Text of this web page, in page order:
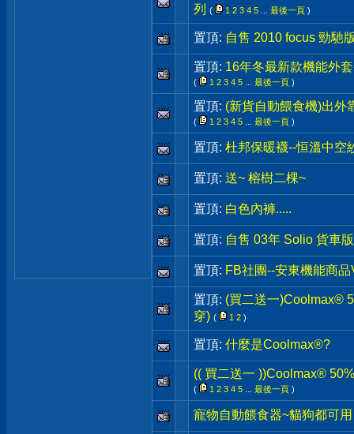
列
( 1 2 3 4 5 最後一頁 )
置頂: 自售 2010 focus 勁馳
置頂: 16年冬最新款機能外
( 1 2 3 4 5 最後一頁 )
置頂: (新貨自動餵食機)出外
( 1 2 3 4 5 最後一頁 )
置頂: 杜邦保暖襪--恒溫中空
置頂: 送~ 榕樹二棵~
置頂: 白色內褲.....
置頂: 自售 03年 Solio 貨車
置頂: FB社團--安東機能商
置頂: (買二送一)Coolmax®
穿) ( 1 2 )
置頂: 什麼是Coolmax®?
(( 買二送一 ))Coolmax®
( 1 2 3 4 5 最後一頁 )
寵物自動餵食器~貓狗都可用